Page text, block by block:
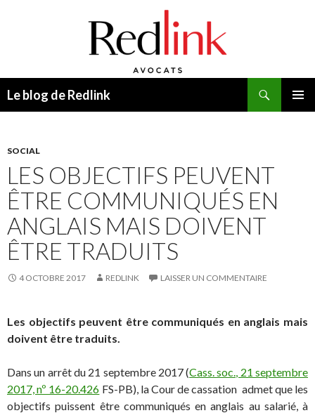
Le blog de Redlink
SOCIAL
LES OBJECTIFS PEUVENT
ÊTRE COMMUNIQUÉS EN
ANGLAIS MAIS DOIVENT
ÊTRE TRADUITS
4 OCTOBRE 2017 REDLINK LAISSER UN COMMENTAIRE
Les objectifs peuvent être communiqués en anglais mais
doivent être traduits.
Dans un arrêt du 21 septembre 2017 (Cass. soc., 21 septembre
2017, nº 16-20.426 FS-PB), la Cour de cassation admet que les
objectifs puissent être communiqués en anglais au salarié, à